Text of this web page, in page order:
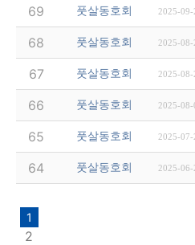
69 10/7(화) 晴海西中学
풋살동호회 2025-09-
68 9/9(화) 1830-2100
풋살동호회 2025-08-
67 8/26 도에이 신주쿠
풋살동호회 2025-08-
66 8/7 하마쵸 종합체육
풋살동호회 2025-08-
65 7/24 도에이 신주쿠
풋살동호회 2025-07-
64 7/8(화) 1830-2100
풋살동호회 2025-06-
1
2